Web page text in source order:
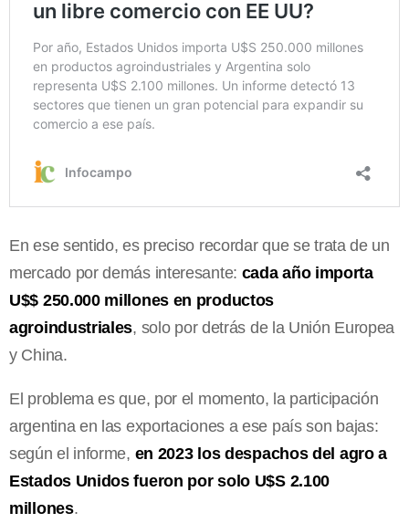
En ese sentido, es preciso recordar que se trata de un
mercado por demás interesante: cada año importa
U$$ 250.000 millones en productos
agroindustriales, solo por detrás de la Unión Europea
y China.
El problema es que, por el momento, la participación
argentina en las exportaciones a ese país son bajas:
según el informe, en 2023 los despachos del agro a
Estados Unidos fueron por solo U$S 2.100
millones.